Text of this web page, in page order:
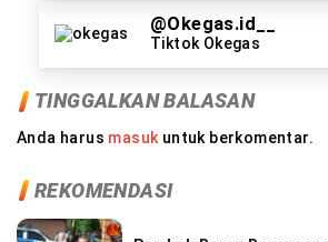
@Okegas.id__
Tiktok Okegas
TINGGALKAN BALASAN
Anda harus masuk untuk berkomentar.
REKOMENDASI